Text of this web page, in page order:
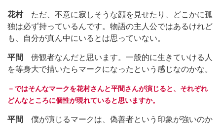
花村ただ、不意に寂しそうな顔を見せたり、どこかに孤
独は必ず持っているんです。物語の主人公ではあるけれど
も、自分が真ん中にいるとは思っていない。
平間
傍観者なんだと思います。一般的に生きていける人
を等身大で描いたらマークになったという感じなのかな。
－ではそんなマークを花村さんと平間さんが演じると、それぞれ
どんなところに個性が現れていると思いますか。
平間
僕が演じるマークは、偽善者という印象が強いのか